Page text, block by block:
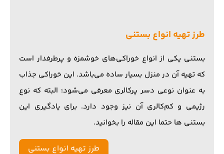
طرز تهیه انواع بستنی
بستنی یکی از انواع خوراکی‌های خوشمزه و پرطرفدار است